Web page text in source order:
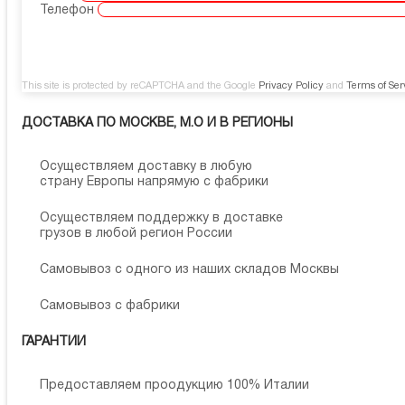
Телефон
This site is protected by reCAPTCHA and the Google Privacy Policy and Terms of
ДОСТАВКА ПО МОСКВЕ, М.О И В РЕГИОНЫ
Осуществляем доставку в любую
страну Европы напрямую с фабрики
Осуществляем поддержку в доставке
грузов в любой регион России
Самовывоз с одного из наших складов Москвы
Самовывоз с фабрики
ГАРАНТИИ
Предоставляем проодукцию 100% Италии